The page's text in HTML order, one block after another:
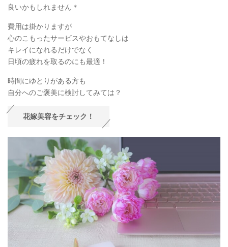
良いかもしれません＊
費用は掛かりますが
心のこもったサービスやおもてなしは
キレイになれるだけでなく
日頃の疲れを取るのにも最適！
時間にゆとりがある方も
自分へのご褒美に検討してみては？
花嫁美容をチェック！